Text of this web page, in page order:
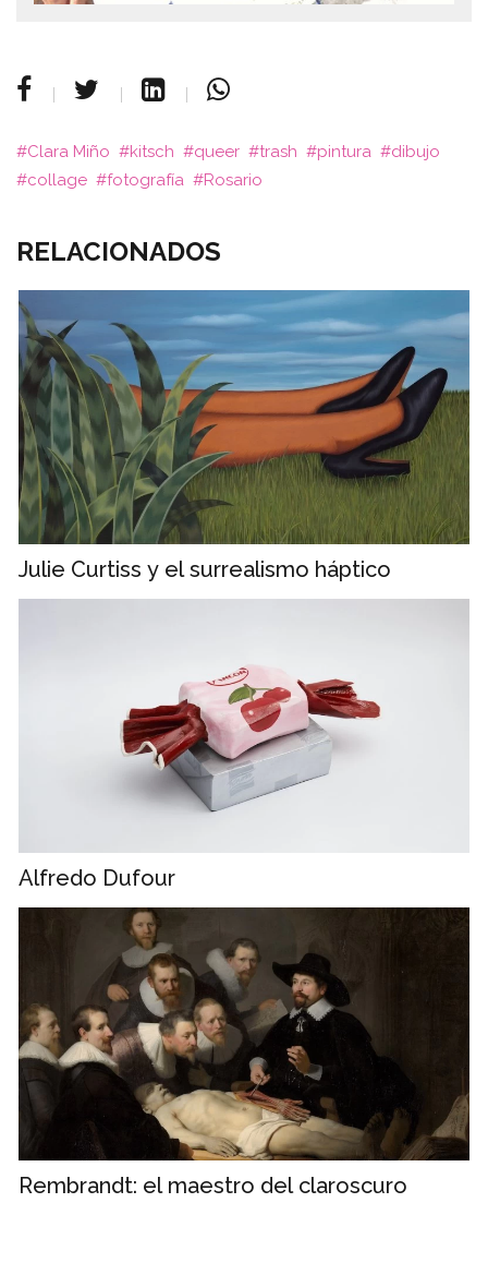
Clara Miño kitsch queer trash pintura
dibujo
collage
fotografía Rosario
RELACIONADOS
Julie Curtiss y el surrealismo háptico
Alfredo Dufour
Rembrandt: el maestro del claroscuro